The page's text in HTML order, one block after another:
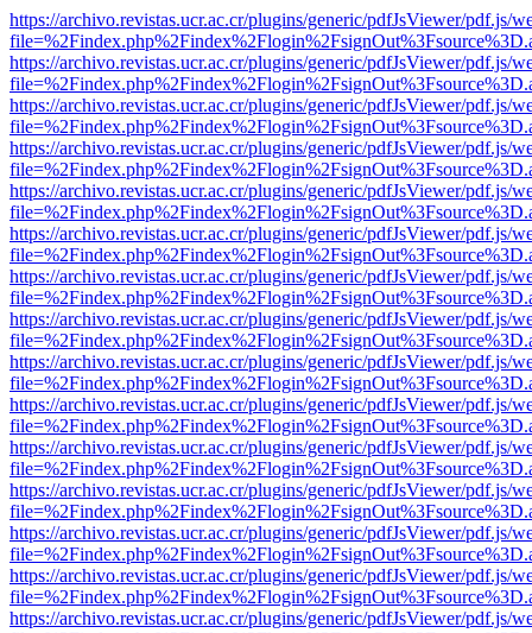
https://archivo.revistas.ucr.ac.cr/plugins/generic/pdfJsViewer/pdf.js/
https://archivo.revistas.ucr.ac.cr/plugins/generic/pdfJsViewer/pdf.js/
https://archivo.revistas.ucr.ac.cr/plugins/generic/pdfJsViewer/pdf.js/
https://archivo.revistas.ucr.ac.cr/plugins/generic/pdfJsViewer/pdf.js/
https://archivo.revistas.ucr.ac.cr/plugins/generic/pdfJsViewer/pdf.js/
https://archivo.revistas.ucr.ac.cr/plugins/generic/pdfJsViewer/pdf.js/
https://archivo.revistas.ucr.ac.cr/plugins/generic/pdfJsViewer/pdf.js/
https://archivo.revistas.ucr.ac.cr/plugins/generic/pdfJsViewer/pdf.js/
https://archivo.revistas.ucr.ac.cr/plugins/generic/pdfJsViewer/pdf.js/
https://archivo.revistas.ucr.ac.cr/plugins/generic/pdfJsViewer/pdf.js/
https://archivo.revistas.ucr.ac.cr/plugins/generic/pdfJsViewer/pdf.js/
https://archivo.revistas.ucr.ac.cr/plugins/generic/pdfJsViewer/pdf.js/
https://archivo.revistas.ucr.ac.cr/plugins/generic/pdfJsViewer/pdf.js/
https://archivo.revistas.ucr.ac.cr/plugins/generic/pdfJsViewer/pdf.js/
https://archivo.revistas.ucr.ac.cr/plugins/generic/pdfJsViewer/pdf.js/